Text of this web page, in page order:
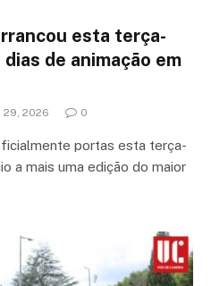
esta terça-
de animação em
29, 2026 0
portas esta terça-
a mais uma edição do maior